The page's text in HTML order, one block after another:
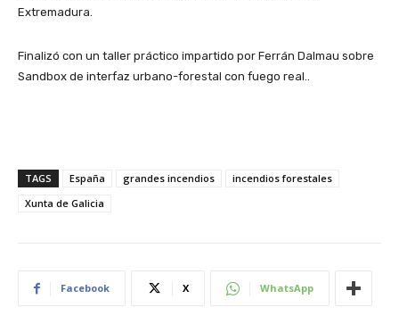
Extremadura.
Finalizó con un taller práctico impartido por Ferrán Dalmau sobre
Sandbox de interfaz urbano-forestal con fuego real..
TAGS España grandes incendios
incendios forestales
Xunta de Galicia
Facebook X WhatsApp